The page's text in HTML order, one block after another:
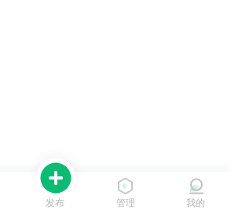
发布 管理 我的